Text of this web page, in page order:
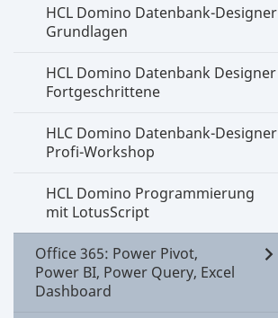
HCL Domino Datenbank-Designer
Grundlagen
HCL Domino Datenbank Designer
Fortgeschrittene
HLC Domino Datenbank-Designer
Profi-Workshop
HCL Domino Programmierung
mit LotusScript
Office 365: Power Pivot,
Power BI, Power Query, Excel
Dashboard